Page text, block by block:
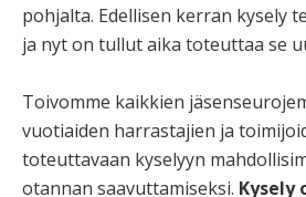
pohjalta. Edellisen kerran kysely
ja nyt on tullut aika toteuttaa se
Toivomme kaikkien
vuotiaiden harrastajien ja
toteuttavaan kyselyyn
otannan saavuttamiseksi. Kysely